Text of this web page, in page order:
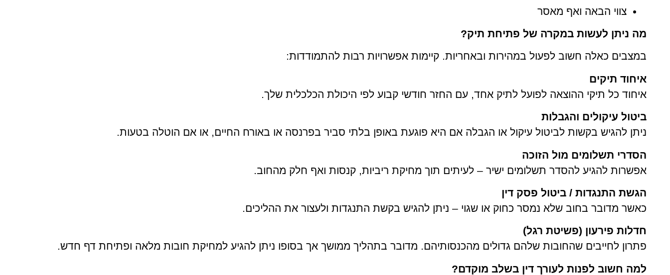
צווי הבאה ואף מאסר
מה ניתן לעשות במקרה של פתיחת תיק?
במצבים כאלה חשוב לפעול במהירות ובאחריות. קיימות אפשרויות רבות להתמודדות:
איחוד תיקים
איחוד כל תיקי ההוצאה לפועל לתיק אחד, עם החזר חודשי קבוע לפי היכולת הכלכלית שלך.
ביטול עיקולים והגבלות
ניתן להגיש בקשות לביטול עיקול או הגבלה אם היא פוגעת באופן בלתי סביר בפרנסה או באורח החיים, או אם הוטלה בטעות.
הסדרי תשלומים מול הזוכה
אפשרות להגיע להסדר תשלומים ישיר – לעיתים תוך מחיקת ריביות, קנסות ואף חלק מהחוב.
הגשת התנגדות / ביטול פסק דין
כאשר מדובר בחוב שלא נמסר כחוק או שגוי – ניתן להגיש בקשת התנגדות ולעצור את ההליכים.
חדלות פירעון (פשיטת רגל)
פתרון לחייבים שהחובות שלהם גדולים מהכנסותיהם. מדובר בתהליך ממושך אך בסופו ניתן להגיע למחיקת חובות מלאה ופתיחת דף חדש.
למה חשוב לפנות לעורך דין בשלב מוקדם?